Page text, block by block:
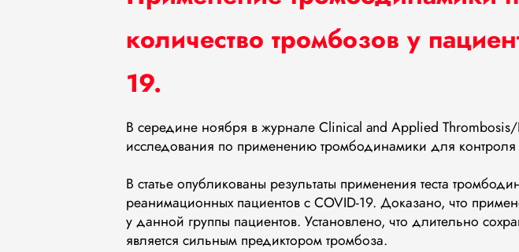
количество тромбозов у
19.
В середине ноября в журнале Clinical and Applied
исследования по применению тромбодинамики для контроля
В статье опубликованы результаты применения теста
реанимационных пациентов с COVID-19. Доказано, что
у данной группы пациентов. Установлено, что длительно
является сильным предиктором тромбоза.